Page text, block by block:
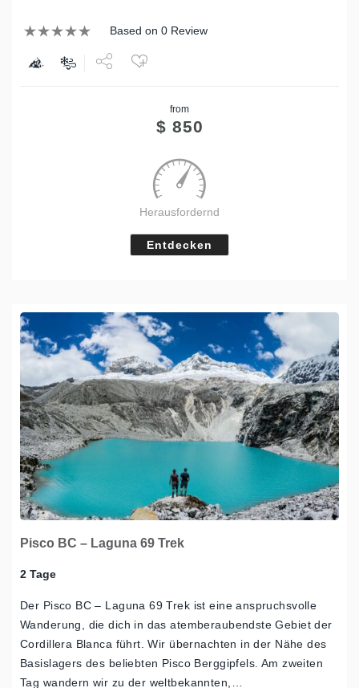
Based on 0 Review
from
$ 850
Herausfordernd
Entdecken
Pisco BC – Laguna 69 Trek
2 Tage
Der Pisco BC – Laguna 69 Trek ist eine anspruchsvolle
Wanderung, die dich in das atemberaubendste Gebiet der
Cordillera Blanca führt. Wir übernachten in der Nähe des
Basislagers des beliebten Pisco Berggipfels. Am zweiten
Tag wandern wir zu der weltbekannten,…